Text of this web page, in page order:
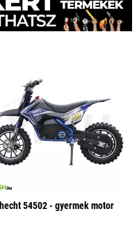
hecht 54502 - gyermek motor